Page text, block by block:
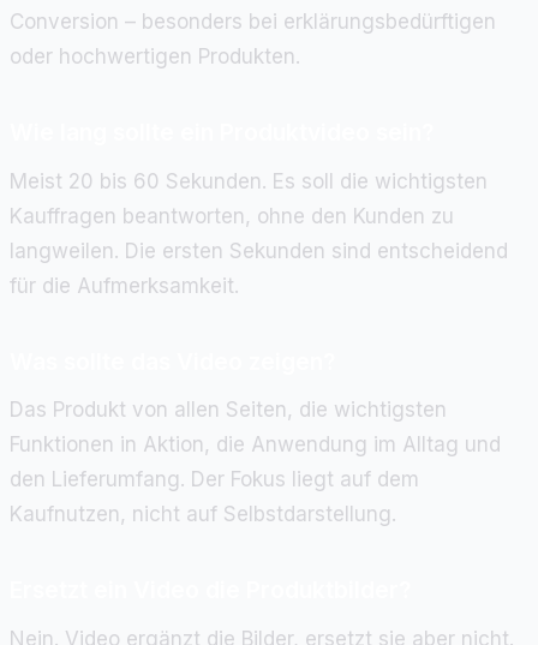
Conversion – besonders bei erklärungsbedürftigen
oder hochwertigen Produkten.
Meist 20 bis 60 Sekunden. Es soll die wichtigsten
Kauffragen beantworten, ohne den Kunden zu
langweilen. Die ersten Sekunden sind entscheidend
für die Aufmerksamkeit.
Das Produkt von allen Seiten, die wichtigsten
Funktionen in Aktion, die Anwendung im Alltag und
den Lieferumfang. Der Fokus liegt auf dem
Kaufnutzen, nicht auf Selbstdarstellung.
Nein. Video ergänzt die Bilder, ersetzt sie aber nicht.